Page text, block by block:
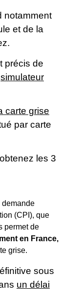
notamment
et de la
précis de
simulateur
carte grise
par carte
les 3
demande
(CPI), que
permet de
en France,
grise.
sous
un délai